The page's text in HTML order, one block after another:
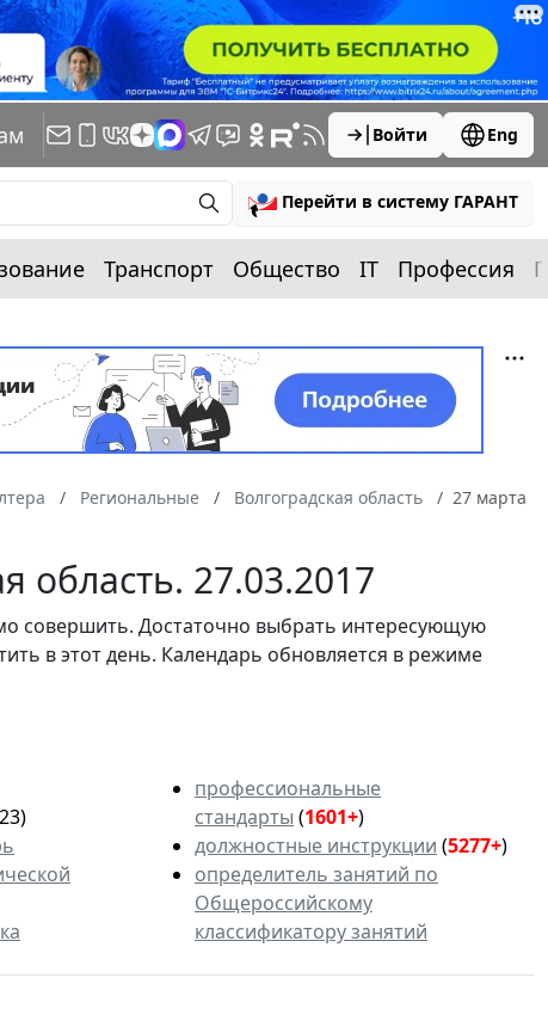
Войти Eng
Перейти в систему ГАРАНТ
Транспорт Общество IT Профессия
Региональные Волгоградская область
27 марта
область. 27.03.2017
совершить. Достаточно выбрать интересующую
в этот день. Календарь обновляется в режиме
профессиональные
стандарты (1601+)
должностные инструкции (5277+)
определитель занятий по
Общероссийскому
классификатору занятий